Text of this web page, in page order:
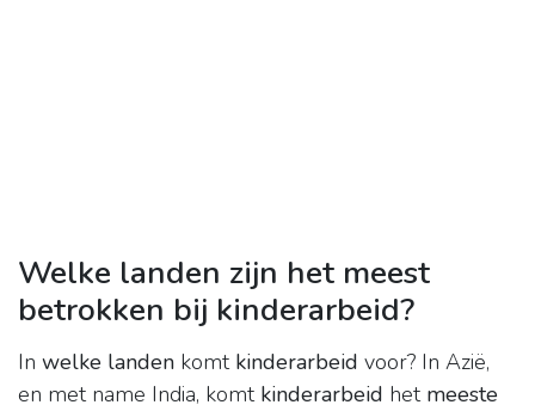
Welke landen zijn het meest
betrokken bij kinderarbeid?
In welke landen komt kinderarbeid voor? In Azië,
en met name India, komt kinderarbeid het meeste